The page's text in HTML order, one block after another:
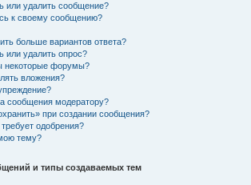
или удалить сообщение?
к своему сообщению?
больше вариантов ответа?
или удалить опрос?
некоторые форумы?
вложения?
сообщения модератору?
при создании сообщения?
одобрения?
тему?
и типы создаваемых тем